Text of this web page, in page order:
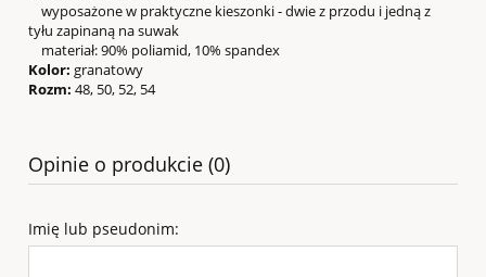
wyposażone w praktyczne kieszonki - dwie z przodu i jedną z
tyłu zapinaną na suwak
materiał: 90% poliamid, 10% spandex
Kolor: granatowy
Rozm: 48, 50, 52, 54
Opinie o produkcie (0)
Imię lub pseudonim: